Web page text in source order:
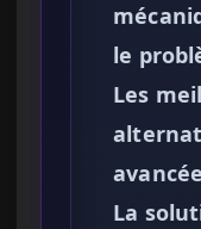
le
Les
La